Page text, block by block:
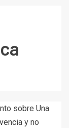
sobre Una
y no